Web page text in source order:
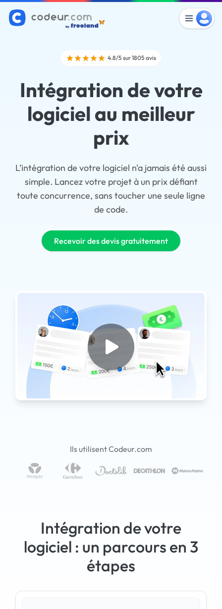
4.8/5 sur 1805 avis
Intégration de votre
logiciel au meilleur
prix
L’intégration de votre logiciel n'a jamais été aussi
simple. Lancez votre projet à un prix défiant
toute concurrence, sans toucher une seule ligne
de code.
Recevoir des devis gratuitement
Ils utilisent Codeur.com
Intégration de votre
logiciel : un parcours en 3
étapes